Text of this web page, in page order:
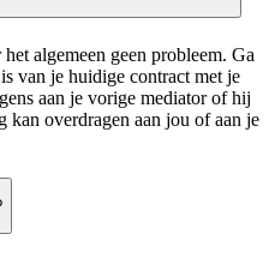
algemeen geen probleem. Ga
van je huidige contract met je
aan je vorige mediator of hij
kan overdragen aan jou of aan je